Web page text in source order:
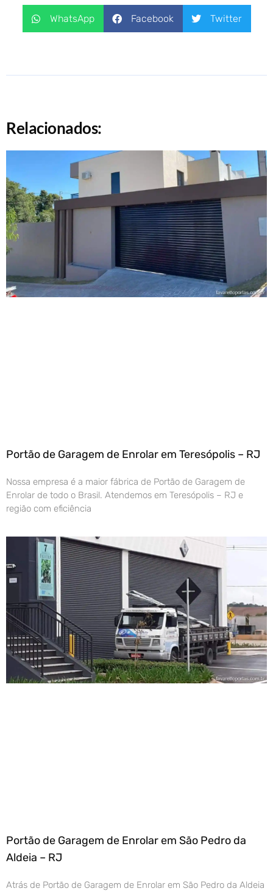
WhatsApp Facebook Twitter
Relacionados:
Portão de Garagem de Enrolar em Teresópolis – RJ
Nossa empresa é a maior fábrica de Portão de Garagem de
Enrolar de todo o Brasil. Atendemos em Teresópolis – RJ e
região com eficiência
Portão de Garagem de Enrolar em São Pedro da
Aldeia – RJ
Atrás de Portão de Garagem de Enrolar em São Pedro da Aldeia